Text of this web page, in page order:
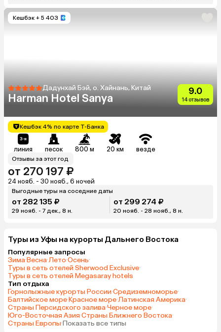
Кешбэк + 5 403
Дадунхай Бэй, о. Хайнань, Китай
Harman Hotel Sanya
9.0
14 отзывов
Кешбэк 4% по карте Т-Банка
линия песок 800 м 20 км везде
Отзывы за этот год
от 270 197 ₽
24 нояб. - 30 нояб., 6 ночей
Выгодные туры на соседние даты
от 282 135 ₽
29 нояб. - 7 дек., 8 н.
от 299 274 ₽
20 нояб. - 28 нояб., 8 н.
Туры из Уфы на курорты Дальнего Востока
Популярные запросы
Зима·Весна·Лето·Осень·
Туры в сеть отелей Sherwood Exclusive·
Туры в сеть отелей Megasaray hotels
Тип отдыха
Горнолыжные курорты России·Средиземноморье·
Балтийское море·Красное море·Латинская Америка·
Страны Персидского залива·Черное море·
Юго-Восточная Азия·Страны Ближнего Востока·
Страны Европы·Показать все типы